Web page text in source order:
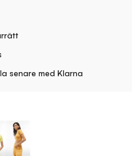
senare med Klarna